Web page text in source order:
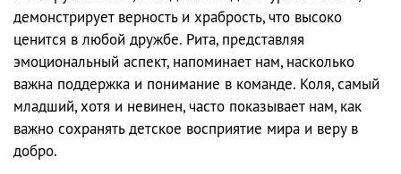
демонстрирует верность и храбрость, что высоко
ценится в любой дружбе. Рита, представляя
эмоциональный аспект, напоминает нам, насколько
важна поддержка и понимание в команде. Коля, самый
младший, хотя и невинен, часто показывает нам, как
важно сохранять детское восприятие мира и веру в
добро.